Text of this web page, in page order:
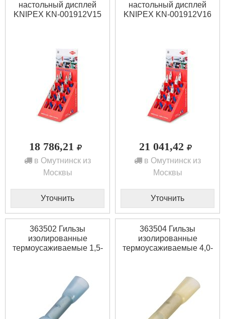
настольный дисплей
KNIPEX KN-001912V15
18 786,21
в Омутнинск из
Москвы
Уточнить
настольный дисплей
KNIPEX KN-001912V16
21 041,42
в Омутнинск из
Москвы
Уточнить
363502 Гильзы
изолированные
термоусаживаемые 1,5-
363504 Гильзы
изолированные
термоусаживаемые 4,0-